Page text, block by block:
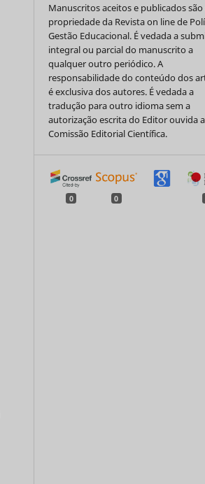
Manuscritos aceitos e publicados são
propriedade da Revista on line de
Gestão Educacional. É vedada a
integral ou parcial do manuscrito a
qualquer outro periódico. A
responsabilidade do conteúdo dos
é exclusiva dos autores. É vedada a
tradução para outro idioma sem a
autorização escrita do Editor ouvida a
Comissão Editorial Científica.
0 0